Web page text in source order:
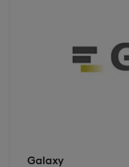
Galaxy